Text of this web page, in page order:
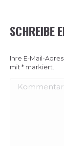
SCHREIBE
Ihre E-Mail-
mit * markiert.
Kommentar